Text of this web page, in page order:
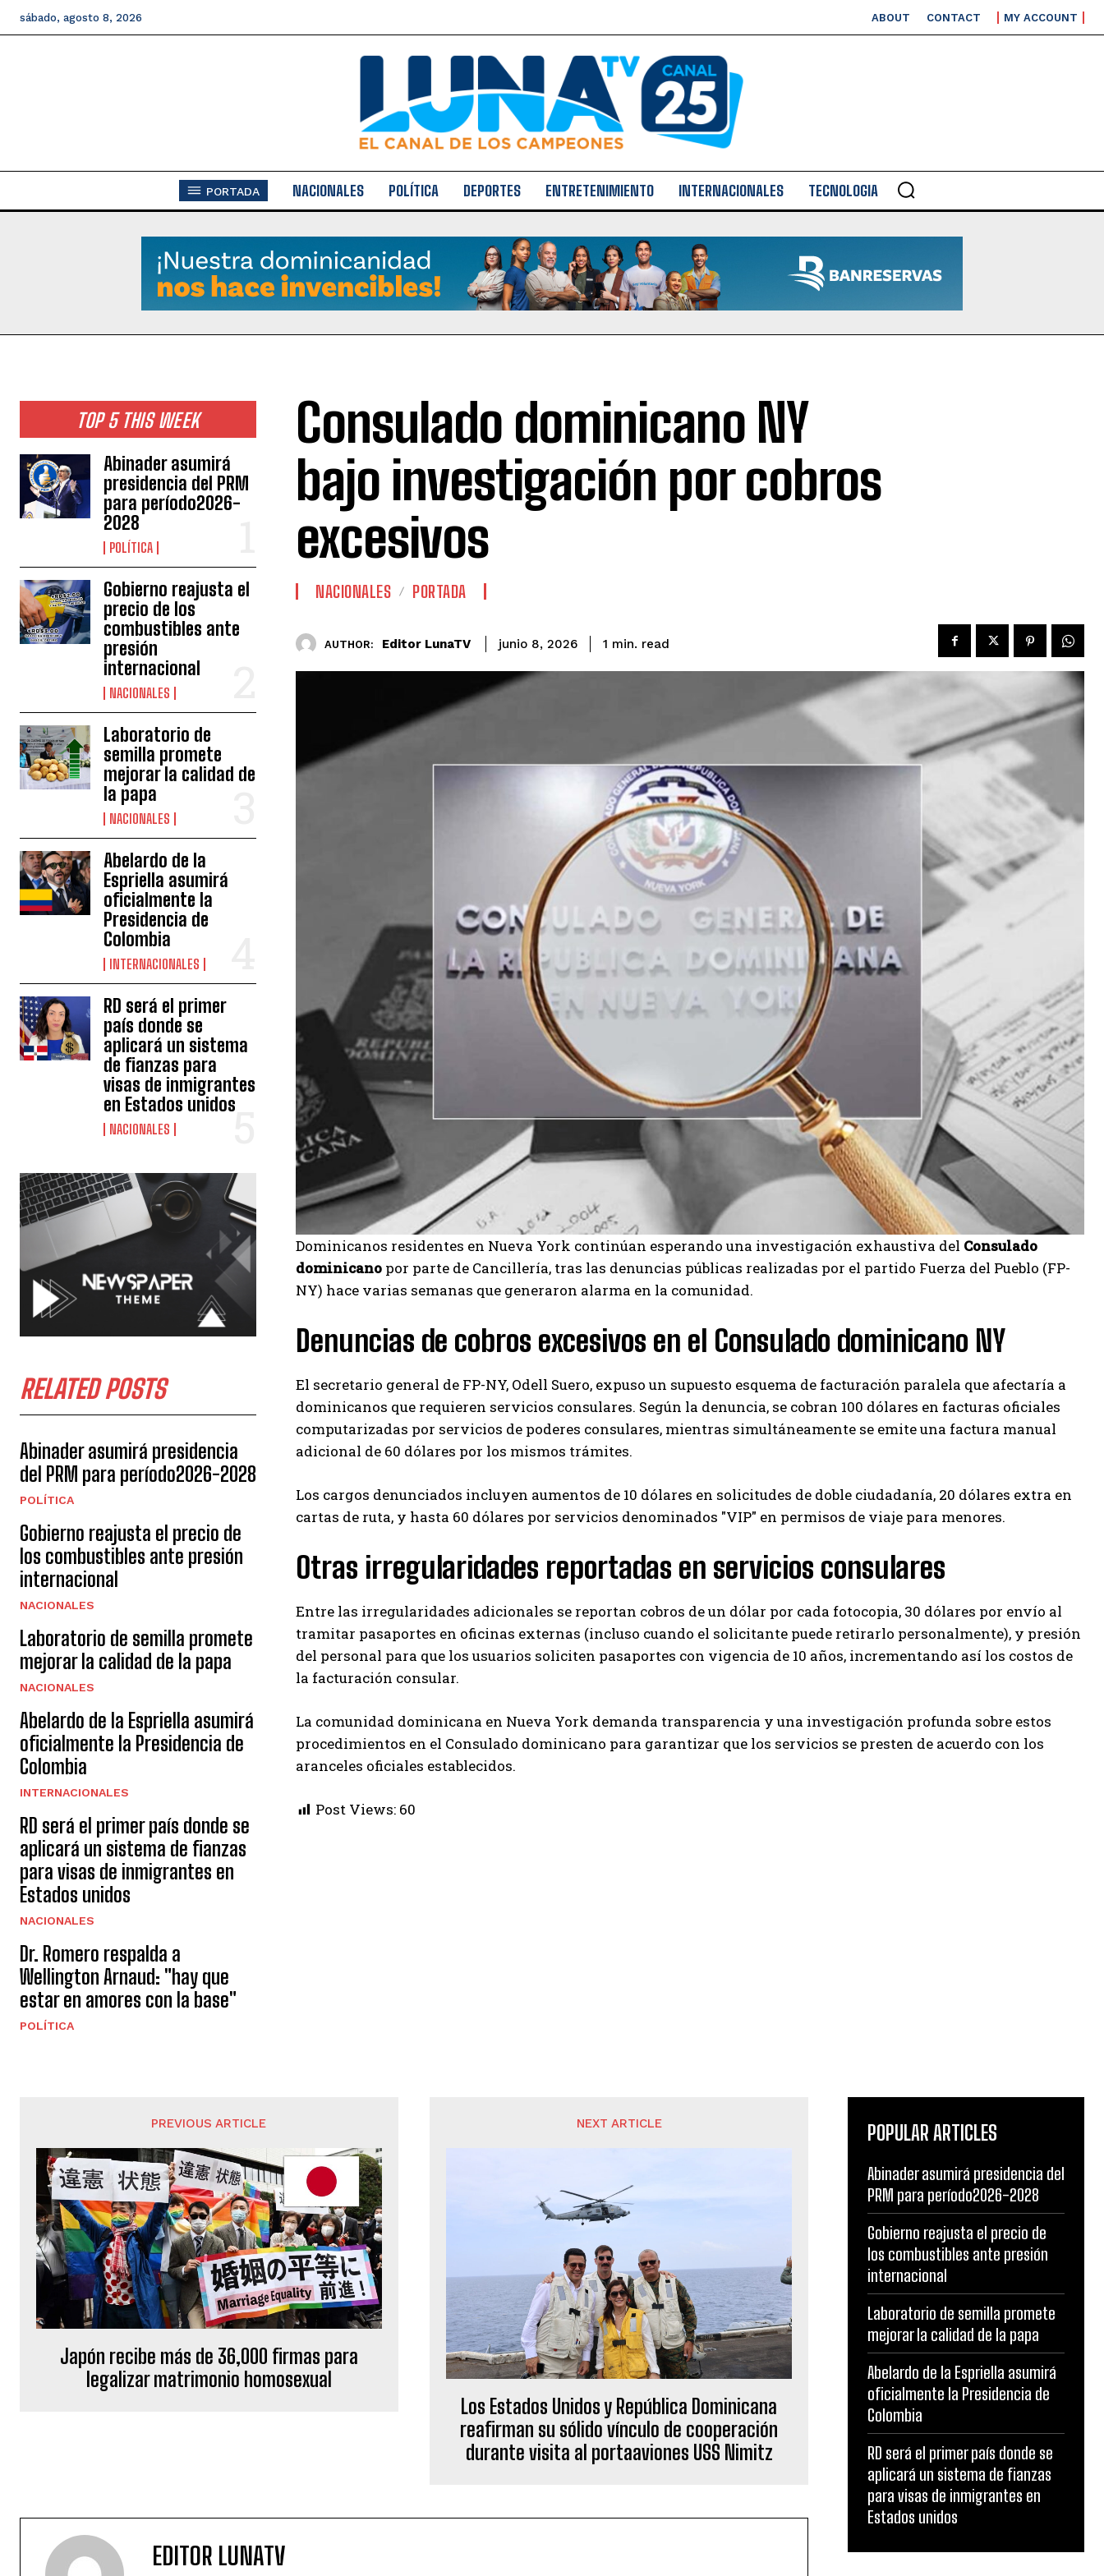
sábado, agosto 8, 2026 ABOUT CONTACT MY ACCOUNT
PORTADA NACIONALES POLÍTICA DEPORTES ENTRETENIMIENTO INTERNACIONALES TECNOLOGIA
TOP 5 THIS WEEK
Abinader asumirá
presidencia del PRM
para período2026-
2028
POLÍTICA
Gobierno reajusta el
precio de los
combustibles ante
presión
internacional
NACIONALES
Laboratorio de
semilla promete
mejorar la calidad de
la papa
NACIONALES
Abelardo de la
Espriella asumirá
oficialmente la
Presidencia de
Colombia
INTERNACIONALES
RD será el primer
país donde se
aplicará un sistema
de fianzas para
visas de inmigrantes
en Estados unidos
NACIONALES
RELATED POSTS
Abinader asumirá presidencia
del PRM para período2026-2028
POLÍTICA
Gobierno reajusta el precio de
los combustibles ante presión
internacional
NACIONALES
Laboratorio de semilla promete
mejorar la calidad de la papa
NACIONALES
Abelardo de la Espriella asumirá
oficialmente la Presidencia de
Colombia
INTERNACIONALES
RD será el primer país donde se
aplicará un sistema de fianzas
para visas de inmigrantes en
Estados unidos
NACIONALES
Dr. Romero respalda a
Wellington Arnaud: "hay que
estar en amores con la base"
POLÍTICA
Consulado dominicano NY
bajo investigación por cobros
excesivos
NACIONALES PORTADA
AUTHOR: Editor LunaTV junio 8, 2026 1 min. read
Dominicanos residentes en Nueva York continúan esperando una investigación exhaustiva del Consulado
dominicano por parte de Cancillería, tras las denuncias públicas realizadas por el partido Fuerza del Pueblo (FP-
NY) hace varias semanas que generaron alarma en la comunidad.
Denuncias de cobros excesivos en el Consulado dominicano NY
El secretario general de FP-NY, Odell Suero, expuso un supuesto esquema de facturación paralela que afectaría a
dominicanos que requieren servicios consulares. Según la denuncia, se cobran 100 dólares en facturas oficiales
computarizadas por servicios de poderes consulares, mientras simultáneamente se emite una factura manual
adicional de 60 dólares por los mismos trámites.
Los cargos denunciados incluyen aumentos de 10 dólares en solicitudes de doble ciudadanía, 20 dólares extra en
cartas de ruta, y hasta 60 dólares por servicios denominados "VIP" en permisos de viaje para menores.
Otras irregularidades reportadas en servicios consulares
Entre las irregularidades adicionales se reportan cobros de un dólar por cada fotocopia, 30 dólares por envío al
tramitar pasaportes en oficinas externas (incluso cuando el solicitante puede retirarlo personalmente), y presión
del personal para que los usuarios soliciten pasaportes con vigencia de 10 años, incrementando así los costos de
la facturación consular.
La comunidad dominicana en Nueva York demanda transparencia y una investigación profunda sobre estos
procedimientos en el Consulado dominicano para garantizar que los servicios se presten de acuerdo con los
aranceles oficiales establecidos.
Post Views: 60
PREVIOUS ARTICLE
Japón recibe más de 36,000 firmas para
legalizar matrimonio homosexual
NEXT ARTICLE
Los Estados Unidos y República Dominicana
reafirman su sólido vínculo de cooperación
durante visita al portaaviones USS Nimitz
EDITOR LUNATV
POPULAR ARTICLES
Abinader asumirá presidencia del
PRM para período2026-2028
Gobierno reajusta el precio de
los combustibles ante presión
internacional
Laboratorio de semilla promete
mejorar la calidad de la papa
Abelardo de la Espriella asumirá
oficialmente la Presidencia de
Colombia
RD será el primer país donde se
aplicará un sistema de fianzas
para visas de inmigrantes en
Estados unidos